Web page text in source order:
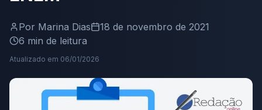
Por Marina Dias
18 de novembro de 2021
6 min de leitura
Atualizado em 06/01/2026